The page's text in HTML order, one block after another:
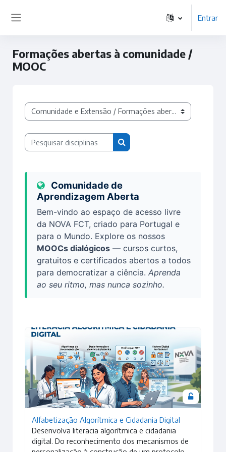
Entrar
Formações abertas à comunidade /
MOOC
Categorias de disciplinas
Pesquisar disciplinas
Pesquisar disciplinas
Comunidade de
Aprendizagem Aberta
Bem-vindo ao espaço de acesso livre
da NOVA FCT, criado para Portugal e
para o Mundo. Explore os nossos
MOOCs dialógicos — cursos curtos,
gratuitos e certificados abertos a todos
para democratizar a ciência.Aprenda
ao seu ritmo, mas nunca sozinho.
Imagem da disciplina Alfabetização Algorítmica e
Alfabetização Algorítmica e Cidadania Digital
Desenvolva literacia algorítmica e cidadania
digital. Do reconhecimento dos mecanismos de